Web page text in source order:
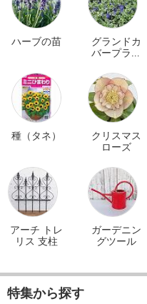
ハーブの苗
グランドカ
バープラン
種（タネ）
クリスマス
ローズ
アーチ トレ
リス 支柱
ガーデニン
グツール
特集から探す